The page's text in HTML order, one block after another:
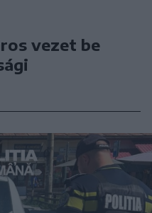
vezet be